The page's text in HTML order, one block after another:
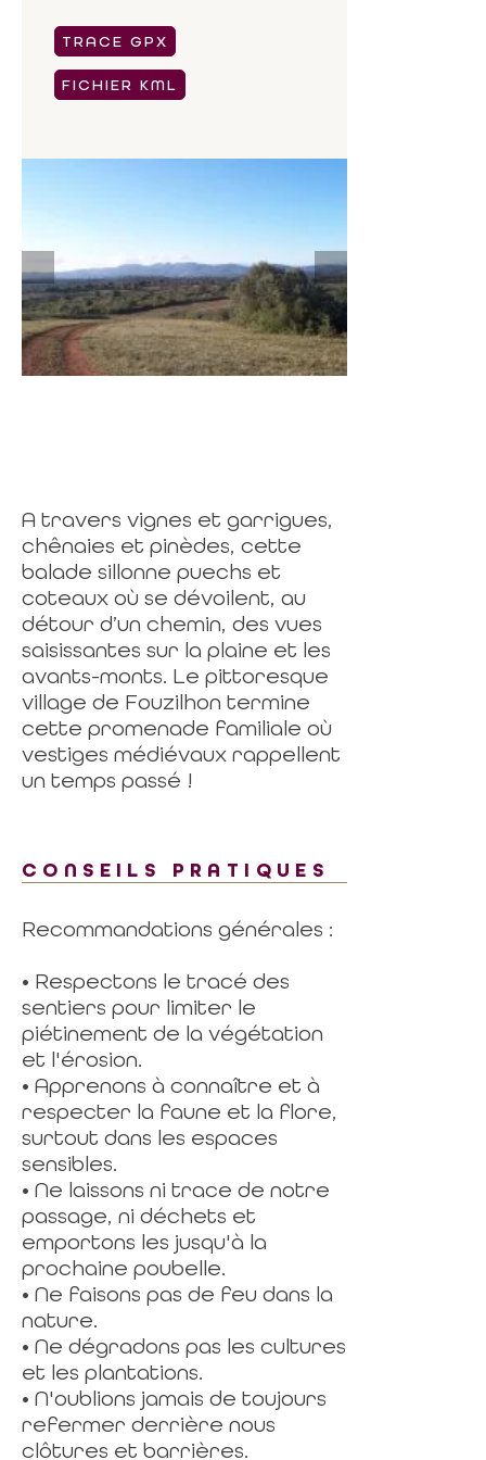
TRACE GPX
FICHIER KML
A travers vignes et garrigues,
chênaies et pinèdes, cette
balade sillonne puechs et
coteaux où se dévoilent, au
détour d’un chemin, des vues
saisissantes sur la plaine et les
avants-monts. Le pittoresque
village de Fouzilhon termine
cette promenade familiale où
vestiges médiévaux rappellent
un temps passé !
CONSEILS PRATIQUES
Recommandations générales :
• Respectons le tracé des
sentiers pour limiter le
piétinement de la végétation
et l'érosion.
• Apprenons à connaître et à
respecter la faune et la flore,
surtout dans les espaces
sensibles.
• Ne laissons ni trace de notre
passage, ni déchets et
emportons les jusqu'à la
prochaine poubelle.
• Ne faisons pas de feu dans la
nature.
• Ne dégradons pas les cultures
et les plantations.
• N'oublions jamais de toujours
refermer derrière nous
clôtures et barrières.